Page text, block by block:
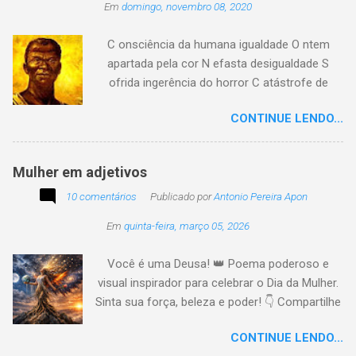
Em domingo, novembro 08, 2020
C onsciência da humana igualdade O ntem
apartada pela cor N efasta desigualdade S
ofrida ingerência do horror C atástrofe de
tempo o preito N egritude sempre linda C ultura
multicolor I rmanados na cidadania A gentes
CONTINUE LENDO...
Mulher em adjetivos
10 comentários Publicado porAntonio Pereira Apon
Em quinta-feira, março 05, 2026
Você é uma Deusa! 👑 Poema poderoso e
visual inspirador para celebrar o Dia da Mulher.
Sinta sua força, beleza e poder! 👇 Compartilhe
arrepios! 👇 Este poema/música é uma
CONTINUE LENDO...